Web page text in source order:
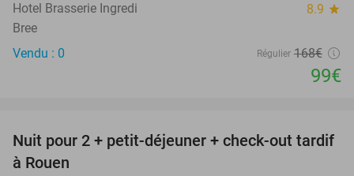
Hotel Brasserie Ingredi 8.9 star
Bree
Vendu : 0
Régulier 168€
99€
37%
Nuit pour 2 + petit-déjeuner + check-out tardif
à Rouen